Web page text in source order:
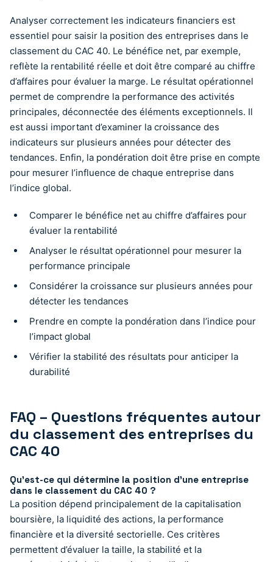
Analyser correctement les indicateurs financiers est
essentiel pour saisir la position des entreprises dans le
classement du CAC 40. Le bénéfice net, par exemple,
reflète la rentabilité réelle et doit être comparé au chiffre
d’affaires pour évaluer la marge. Le résultat opérationnel
permet de comprendre la performance des activités
principales, déconnectée des éléments exceptionnels. Il
est aussi important d’examiner la croissance des
indicateurs sur plusieurs années pour détecter des
tendances. Enfin, la pondération doit être prise en compte
pour mesurer l’influence de chaque entreprise dans
l’indice global.
Comparer le bénéfice net au chiffre d’affaires pour
évaluer la rentabilité
Analyser le résultat opérationnel pour mesurer la
performance principale
Considérer la croissance sur plusieurs années pour
détecter les tendances
Prendre en compte la pondération dans l’indice pour
l’impact global
Vérifier la stabilité des résultats pour anticiper la
durabilité
FAQ – Questions fréquentes autour
du classement des entreprises du
CAC 40
Qu’est-ce qui détermine la position d’une entreprise
dans le classement du CAC 40 ?
La position dépend principalement de la capitalisation
boursière, la liquidité des actions, la performance
financière et la diversité sectorielle. Ces critères
permettent d’évaluer la taille, la stabilité et la